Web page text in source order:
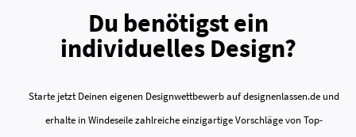
Du benötigst ein
individuelles Design?
Starte jetzt Deinen eigenen Designwettbewerb auf designenlassen.de und
erhalte in Windeseile zahlreiche einzigartige Vorschläge von Top-